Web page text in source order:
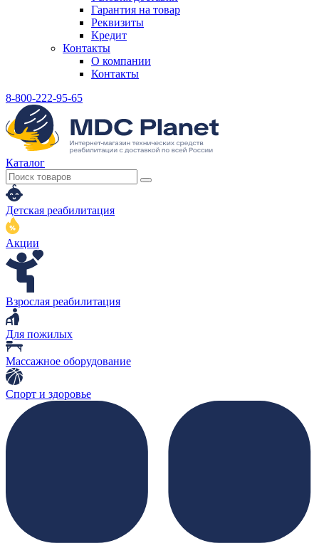
Гарантия на товар
Реквизиты
Кредит
Контакты
О компании
Контакты
8-800-222-95-65
Каталог
Детская реабилитация
Акции
Взрослая реабилитация
Для пожилых
Массажное оборудование
Спорт и здоровье